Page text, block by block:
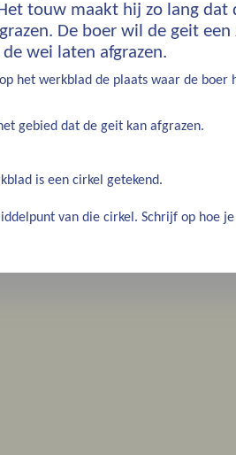
touw maakt hij zo lang dat
De boer wil de geit
wei laten afgrazen.
op het werkblad de plaats waar de
gebied dat de geit kan afgrazen.
is een cirkel getekend.
van die cirkel. Schrijf op hoe